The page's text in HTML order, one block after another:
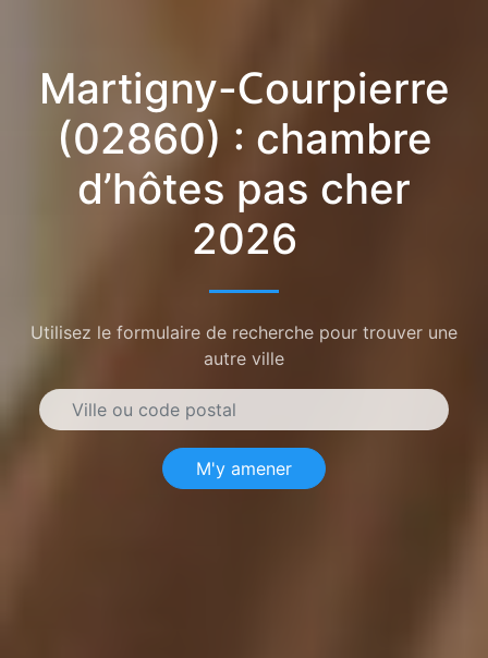
Martigny-Courpierre
(02860) : chambre
d’hôtes pas cher
2026
Utilisez le formulaire de recherche pour trouver une
autre ville
M'y amener